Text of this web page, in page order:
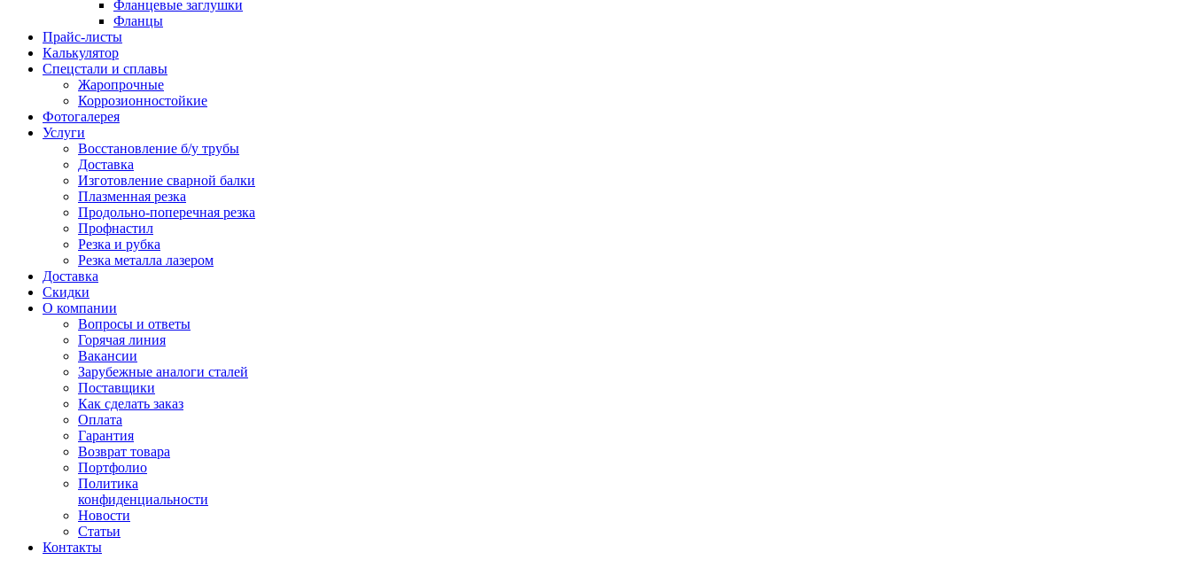
Фланцевые заглушки
Фланцы
Прайс-листы
Калькулятор
Спецстали и сплавы
Жаропрочные
Коррозионностойкие
Фотогалерея
Услуги
Восстановление б/у трубы
Доставка
Изготовление сварной балки
Плазменная резка
Продольно-поперечная резка
Профнастил
Резка и рубка
Резка металла лазером
Доставка
Скидки
О компании
Вопросы и ответы
Горячая линия
Вакансии
Зарубежные аналоги сталей
Поставщики
Как сделать заказ
Оплата
Гарантия
Возврат товара
Портфолио
Политика
конфиденциальности
Новости
Статьи
Контакты